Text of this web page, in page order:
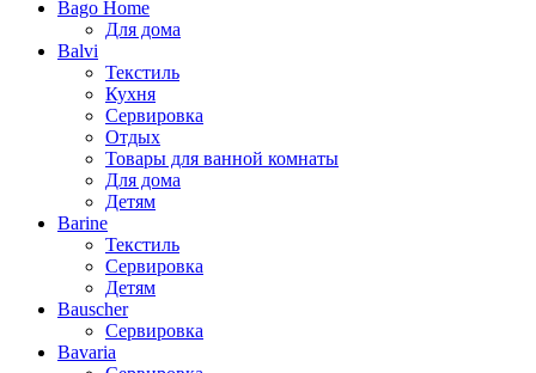
Bago Home
Для дома
Balvi
Текстиль
Кухня
Сервировка
Отдых
Товары для ванной комнаты
Для дома
Детям
Barine
Текстиль
Сервировка
Детям
Bauscher
Сервировка
Bavaria